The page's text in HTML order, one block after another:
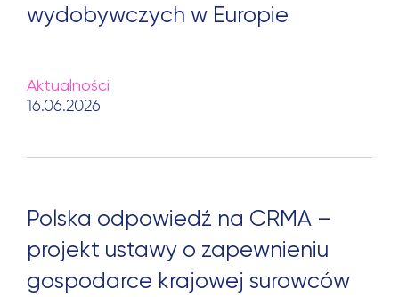
wydobywczych w Europie
Aktualności
16.06.2026
Polska odpowiedź na CRMA –
projekt ustawy o zapewnieniu
gospodarce krajowej surowców